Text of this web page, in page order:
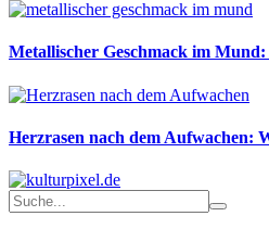
Metallischer Geschmack im
Herzrasen nach dem Aufwachen: